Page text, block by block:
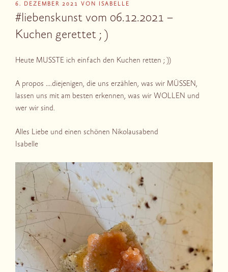
VERÖFFENTLICHT
AM
6. DEZEMBER 2021 VON ISABELLE
#liebenskunst vom 06.12.2021 –
Kuchen gerettet ; )
Heute MUSSTE ich einfach den Kuchen retten ; ))
A propos ….diejenigen, die uns erzählen, was wir MÜSSEN,
lassen uns mit am besten erkennen, was wir WOLLEN und
wer wir sind.
Alles Liebe und einen schönen Nikolausabend
Isabelle